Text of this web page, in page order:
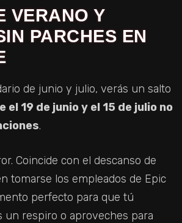
VERANO Y
PARCHES EN
de junio y julio, verás un salto
el 19 de junio y el 15 de julio no
.
Coincide con el descanso de
tomarse los empleados de Epic
perfecto para que tú
un respiro o aproveches para